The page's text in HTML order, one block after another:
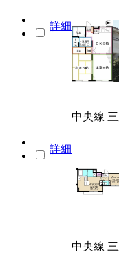
詳細
詳細
中央線
中央線